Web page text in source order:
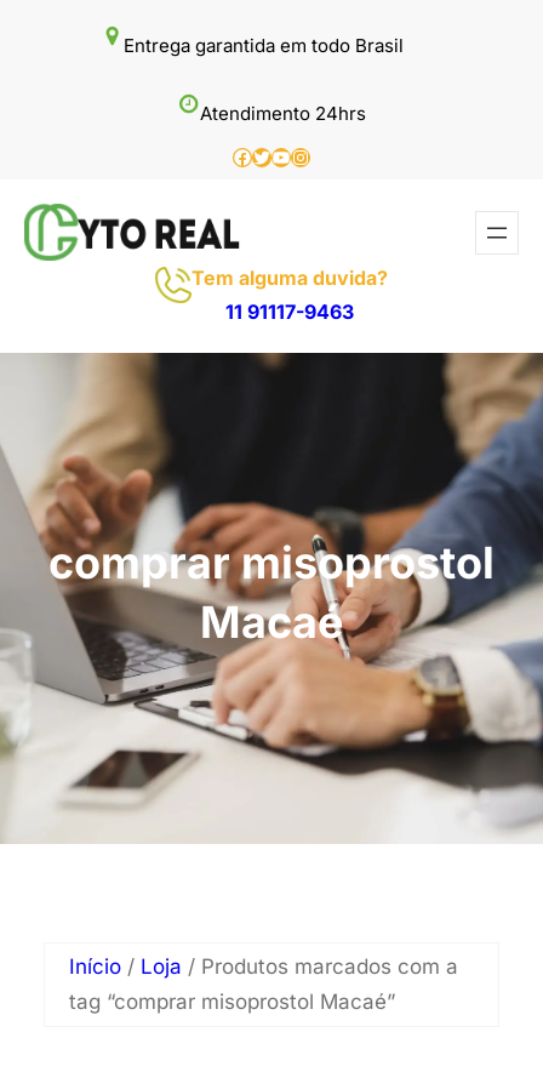
Entrega garantida em todo Brasil
Atendimento 24hrs
Facebook
Twitter
Youtube
Instagram
Tem alguma duvida?
11 91117-9463
comprar misoprostol
Macaé
Início / Loja / Produtos marcados com a
tag “comprar misoprostol Macaé”